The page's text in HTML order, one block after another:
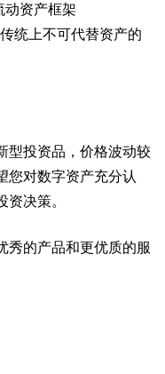
动资产框架
统上不可代替资产的
型投资品，价格波动较
您对数字资产充分认
决策。
秀的产品和更优质的服